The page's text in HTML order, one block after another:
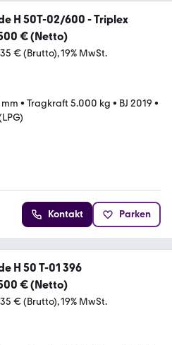
H 50T-02/600 - Triplex
€ (Netto)
€ (Brutto) 19% MwSt.
• Tragkraft 5.000 kg • BJ 2019 •
Kontakt Parken
Linde H 50 T-01 396
€ (Netto)
€ (Brutto) 19% MwSt.